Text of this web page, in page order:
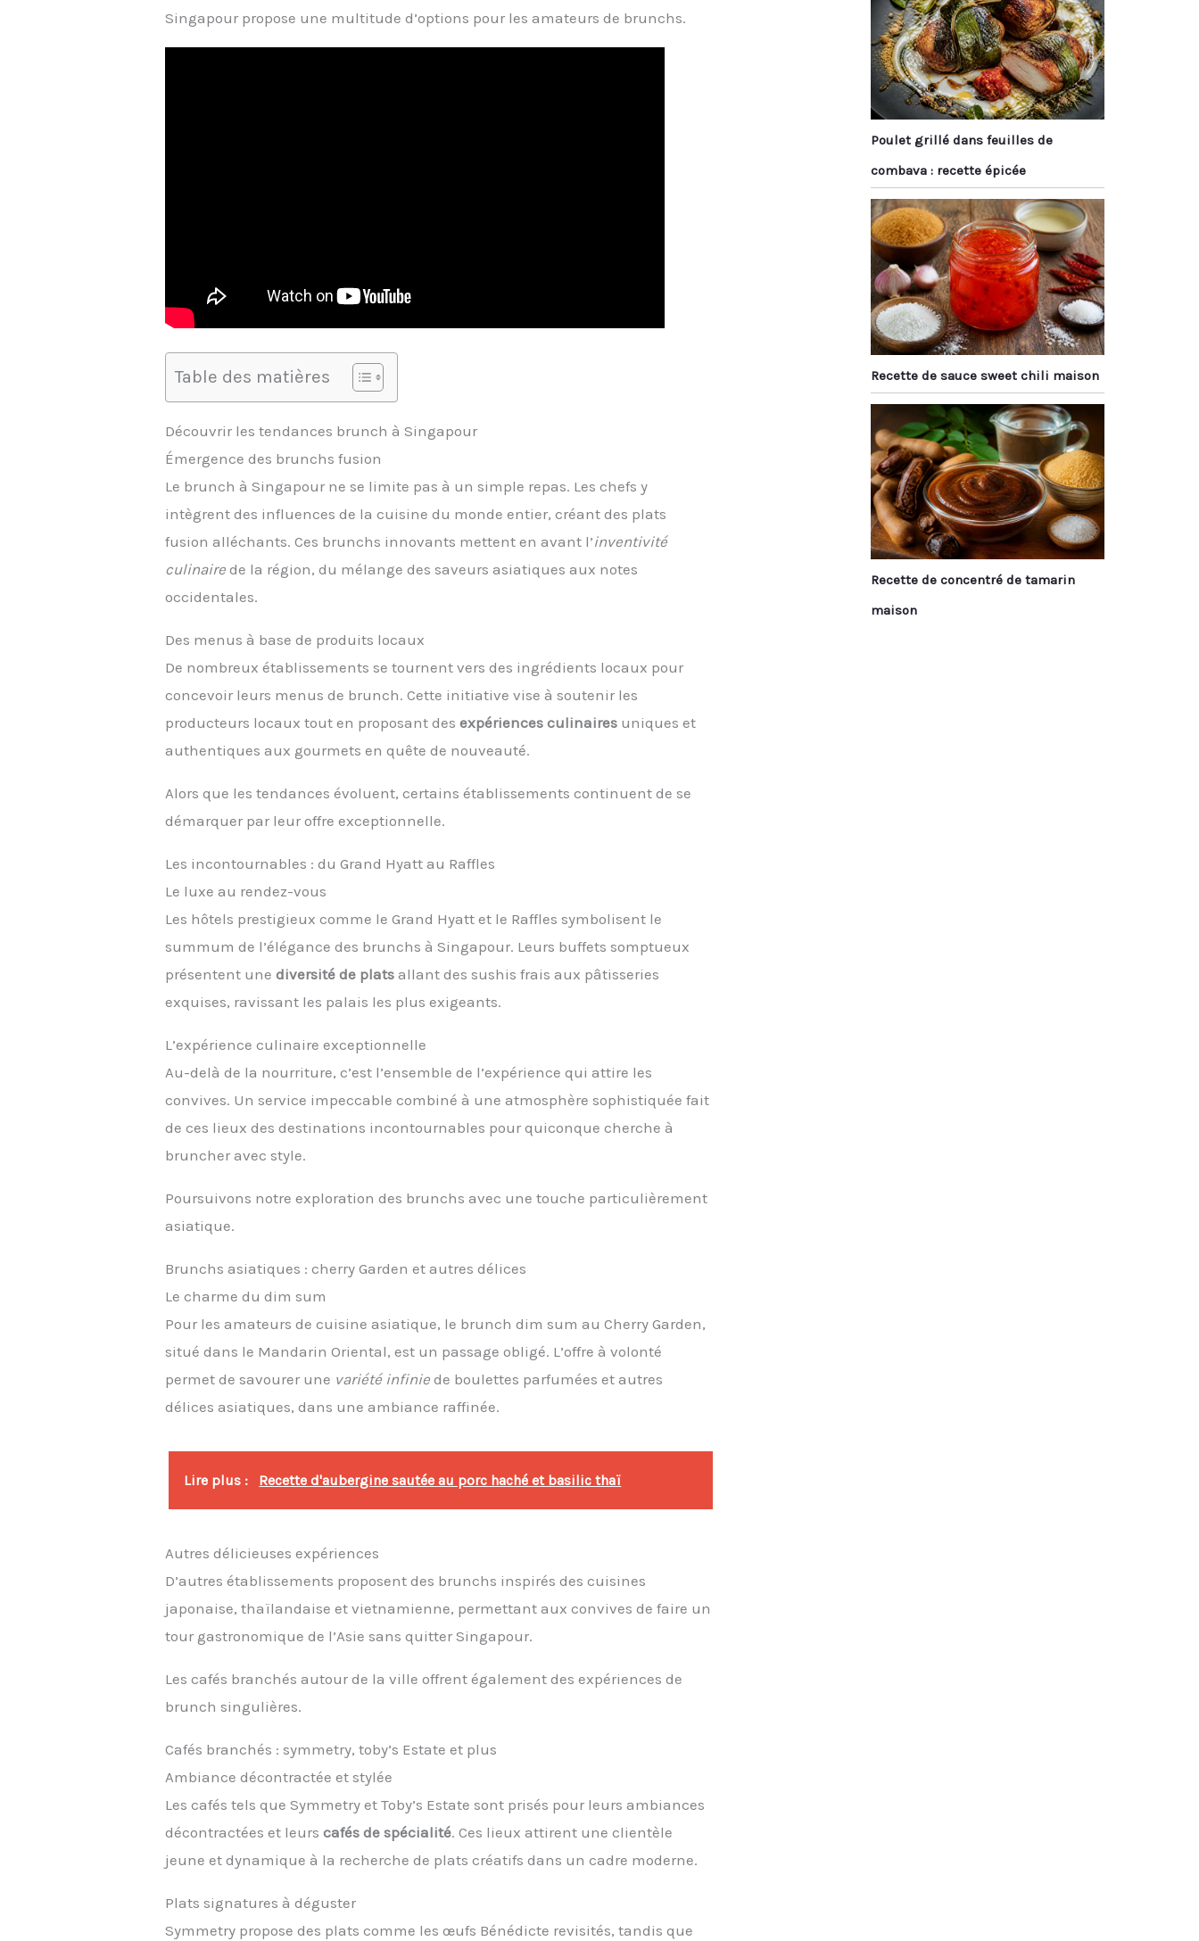
Singapour propose une multitude d’options pour les amateurs de brunchs.
Table des matières
Découvrir les tendances brunch à Singapour
Émergence des brunchs fusion
Le brunch à Singapour ne se limite pas à un simple repas. Les chefs y
intègrent des influences de la cuisine du monde entier, créant des plats
fusion alléchants. Ces brunchs innovants mettent en avant l’inventivité
culinaire de la région, du mélange des saveurs asiatiques aux notes
occidentales.
Des menus à base de produits locaux
De nombreux établissements se tournent vers des ingrédients locaux pour
concevoir leurs menus de brunch. Cette initiative vise à soutenir les
producteurs locaux tout en proposant desexpériences culinaires uniques et
authentiques aux gourmets en quête de nouveauté.
Alors que les tendances évoluent, certains établissements continuent de se
démarquer par leur offre exceptionnelle.
Les incontournables : du Grand Hyatt au Raffles
Le luxe au rendez-vous
Les hôtels prestigieux comme le Grand Hyatt et le Raffles symbolisent le
summum de l’élégance des brunchs à Singapour. Leurs buffets somptueux
présentent unediversité de plats allant des sushis frais aux pâtisseries
exquises, ravissant les palais les plus exigeants.
L’expérience culinaire exceptionnelle
Au-delà de la nourriture, c’est l’ensemble de l’expérience qui attire les
convives. Un service impeccable combiné à une atmosphère sophistiquée fait
de ces lieux des destinations incontournables pour quiconque cherche à
bruncher avec style.
Poursuivons notre exploration des brunchs avec une touche particulièrement
asiatique.
Brunchs asiatiques : cherry Garden et autres délices
Le charme du dim sum
Pour les amateurs de cuisine asiatique, le brunch dim sum au Cherry Garden,
situé dans le Mandarin Oriental, est un passage obligé. L’offre à volonté
permet de savourer une variété infinie de boulettes parfumées et autres
délices asiatiques, dans une ambiance raffinée.
Lire plus : Recette d'aubergine sautée au porc haché et basilic thaï
Autres délicieuses expériences
D’autres établissements proposent des brunchs inspirés des cuisines
japonaise, thaïlandaise et vietnamienne, permettant aux convives de faire un
tour gastronomique de l’Asie sans quitter Singapour.
Les cafés branchés autour de la ville offrent également des expériences de
brunch singulières.
Cafés branchés : symmetry, toby’s Estate et plus
Ambiance décontractée et stylée
Les cafés tels que Symmetry et Toby’s Estate sont prisés pour leurs ambiances
décontractées et leurscafés de spécialité. Ces lieux attirent une clientèle
jeune et dynamique à la recherche de plats créatifs dans un cadre moderne.
Plats signatures à déguster
Symmetry propose des plats comme les œufs Bénédicte revisités, tandis que
Poulet grillé dans feuilles de
combava : recette épicée
Recette de sauce sweet chili maison
Recette de concentré de tamarin
maison